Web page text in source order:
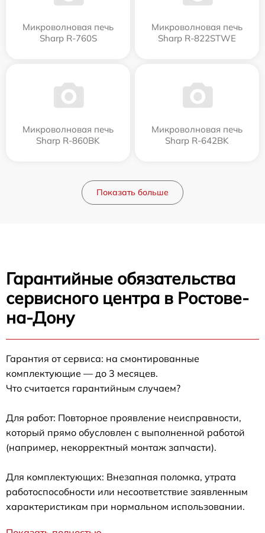
Микроволновая печь
Sharp R-760S
Микроволновая печь
Sharp R-822STWE
Микроволновая печь
Sharp R-860BK
Микроволновая печь
Sharp R-642BK
Показать больше
Гарантийные обязательства
сервисного центра в Ростове-
на-Дону
Гарантия от сервиса: на смонтированные
комплектующие — до 3 месяцев.
Что считается гарантийным случаем?
Для работ: Повторное проявление неисправности,
который прямо обусловлен с выполненной работой
(например, некорректный монтаж запчасти).
Для комплектующих: Внезапная поломка, утрата
работоспособности или несоответствие заявленным
характеристикам при нормальном использовании.